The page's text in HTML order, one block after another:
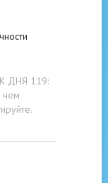
ДНЯ 119:
чем